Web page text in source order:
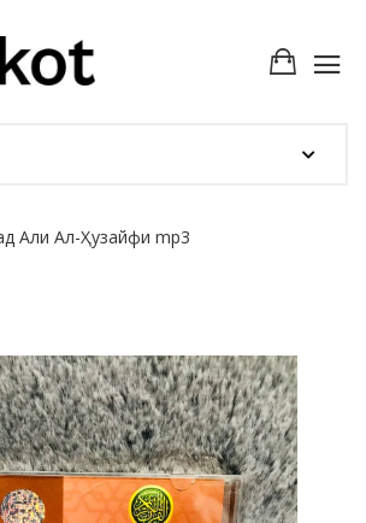
Али Ал-Ҳузайфи mp3